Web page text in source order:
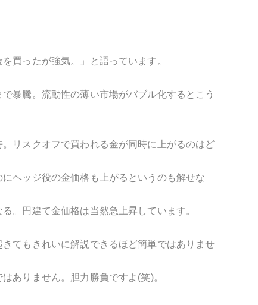
買ったが強気。」と語っています。
暴騰。流動性の薄い市場がバブル化するとこう
リスクオフで買われる金が同時に上がるのはど
ヘッジ役の金価格も上がるというのも解せな
。円建て金価格は当然急上昇しています。
てもきれいに解説できるほど簡単ではありませ
ありません。胆力勝負ですよ(笑)。